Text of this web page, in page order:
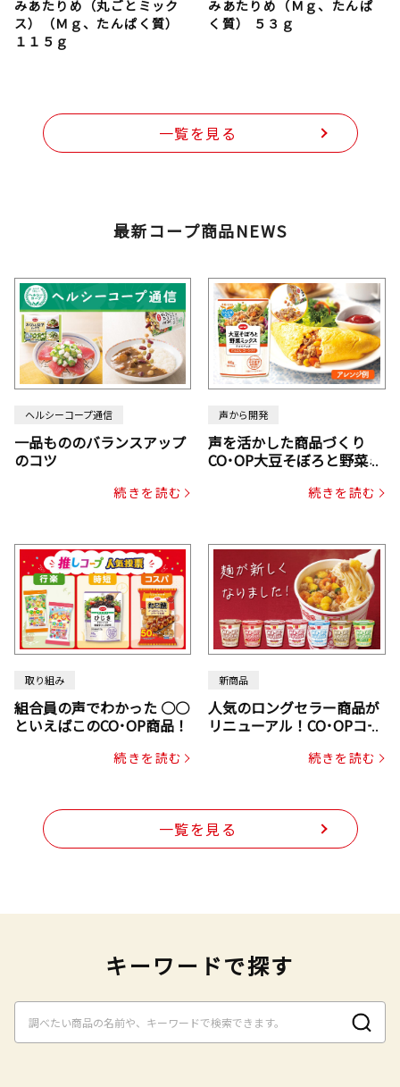
みあたりめ（丸ごとミック
ス）（Ｍｇ、たんぱく質）
１１５ｇ
みあたりめ（Ｍｇ、たんぱ
く質） ５３ｇ
一覧を見る
最新コープ商品NEWS
ヘルシーコープ通信
一品もののバランスアップ
のコツ
続きを読む
声から開発
声を活かした商品づくり
CO･OP大豆そぼろと野菜ミ
じん・コーン入り）続きを読む
取り組み
組合員の声でわかった ○○
といえばこのCO･OP商品！
続きを読む
新商品
人気のロングセラー商品が
リニューアル！CO･OPコー
続きを読む
一覧を見る
キーワードで探す